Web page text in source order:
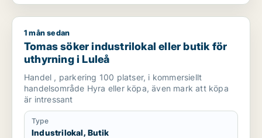
Tomas söker industrilokal eller butik för uthyrning i Luleå
1 mån sedan
Tomas söker industrilokal eller butik för
uthyrning i Luleå
Handel , parkering 100 platser, i kommersiellt
handelsområde Hyra eller köpa, även mark att köpa
är intressant
Type
Industrilokal, Butik